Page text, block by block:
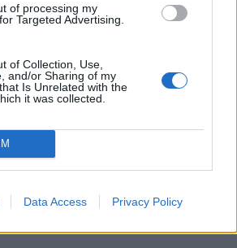
of processing my
Targeted Advertising.
of Collection, Use,
and/or Sharing of my
Is Unrelated with the
it was collected.
Data Access Privacy Policy